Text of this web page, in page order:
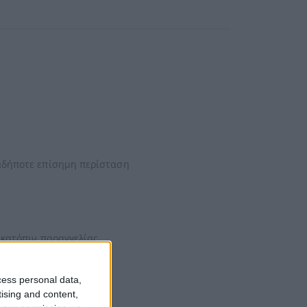
personal data,
and content,
επίσημη περίσταση
παραγγελίας.